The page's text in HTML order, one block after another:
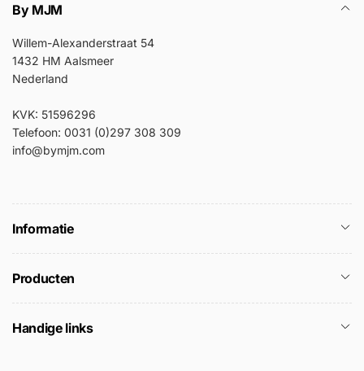
By MJM
Willem-Alexanderstraat 54
1432 HM Aalsmeer
Nederland
KVK: 51596296
Telefoon: 0031 (0)297 308 309
info@bymjm.com
Informatie
Producten
Handige links